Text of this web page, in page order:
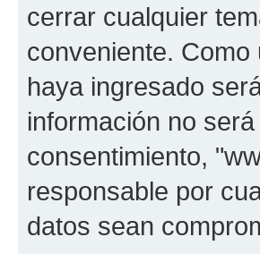
cerrar cualquier
conveniente. Como
haya ingresado
información no
consentimiento,
responsable por
datos sean